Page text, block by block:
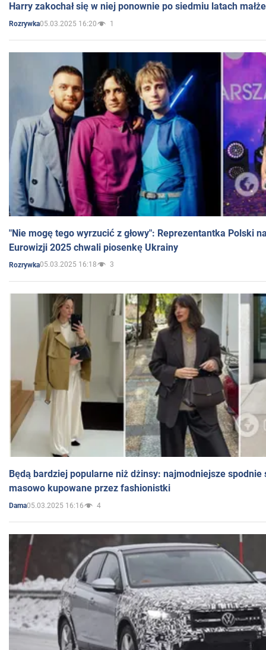
Harry zakochał się w niej ponownie po siedmiu latach
Rozrywka05.03.2025 16:20 1
"Nie mogę tego wyrzucić z głowy": Reprezentantka Polski
Eurowizji 2025 chwali piosenkę Ukrainy
Rozrywka05.03.2025 16:18 3
Będą bardziej popularne niż dżinsy: najmodniejsze spodnie
masowo kupowane przez fashionistki
Dama05.03.2025 16:16 4